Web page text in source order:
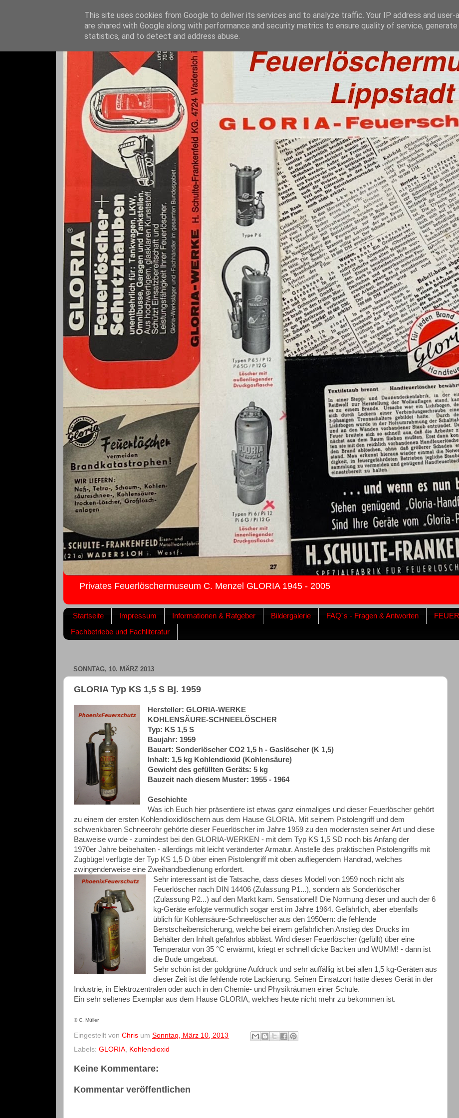
Privates Feuerlöschermuseum C. Menzel GLORIA 1945 - 2005
Startseite Impressum Informationen & Ratgeber Bildergalerie FAQ´s - Fragen & Antworten
Fachbetriebe und Fachliteratur
SONNTAG, 10. MÄRZ 2013
GLORIA Typ KS 1,5 S Bj. 1959
Hersteller: GLORIA-WERKE
KOHLENSÄURE-SCHNEELÖSCHER
Typ: KS 1,5 S
Baujahr: 1959
Bauart: Sonderlöscher CO2 1,5 h - Gaslöscher (K 1,5)
Inhalt: 1,5 kg Kohlendioxid (Kohlensäure)
Gewicht des gefüllten Geräts: 5 kg
Bauzeit nach diesem Muster: 1955 - 1964
Geschichte
Was ich Euch hier präsentiere ist etwas ganz einmaliges und dieser Feuerlöscher gehört
zu einem der ersten Kohlendioxidlöschern aus dem Hause GLORIA. Mit seinem Pistolengriff und dem
schwenkbaren Schneerohr gehörte dieser Feuerlöscher im Jahre 1959 zu den modernsten seiner Art und diese
Bauweise wurde - zumindest bei den GLORIA-WERKEN - mit dem Typ KS 1,5 SD noch bis Anfang der
1970er Jahre beibehalten - allerdings mit leicht veränderter Armatur. Anstelle des praktischen Pistolengriffs mit
Zugbügel verfügte der Typ KS 1,5 D über einen Pistolengriff mit oben aufliegendem Handrad, welches
zwingenderweise eine Zweihandbedienung erfordert.
Sehr interessant ist die Tatsache, dass dieses Modell von 1959 noch nicht als
Feuerlöscher nach DIN 14406 (Zulassung P1...), sondern als Sonderlöscher
(Zulassung P2...) auf den Markt kam. Sensationell! Die Normung dieser und auch der 6
kg-Geräte erfolgte vermutlich sogar erst im Jahre 1964. Gefährlich, aber ebenfalls
üblich für Kohlensäure-Schneelöscher aus den 1950ern: die fehlende
Berstscheibensicherung, welche bei einem gefährlichen Anstieg des Drucks im
Behälter den Inhalt gefahrlos abbläst. Wird dieser Feuerlöscher (gefüllt) über eine
Temperatur von 35 °C erwärmt, kriegt er schnell dicke Backen und WUMM! - dann ist
die Bude umgebaut.
Sehr schön ist der goldgrüne Aufdruck und sehr auffällig ist bei allen 1,5 kg-Geräten aus
dieser Zeit ist die fehlende rote Lackierung. Seinen Einsatzort hatte dieses Gerät in der
Industrie, in Elektrozentralen oder auch in den Chemie- und Physikräumen einer Schule.
Ein sehr seltenes Exemplar aus dem Hause GLORIA, welches heute nicht mehr zu bekommen ist.
© C. Müller
Eingestellt von Chris um Sonntag, März 10, 2013
Labels: GLORIA, Kohlendioxid
Keine Kommentare:
Kommentar veröffentlichen
This site uses cookies from Google to deliver its services and to analyze traffic. Your IP address and user-
are shared with Google along with performance and security metrics to ensure quality of service, generate
statistics, and to detect and address abuse.